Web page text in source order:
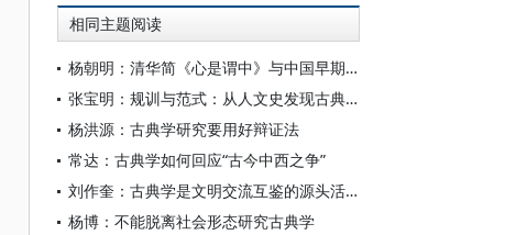
相同主题阅读
杨朝明：清华简《心是谓中》与中国早期心论——脉络重审、学术反思及古典学范式转型
张宝明：规训与范式：从人文史发现古典学
杨洪源：古典学研究要用好辩证法
常达：古典学如何回应“古今中西之争”
刘作奎：古典学是文明交流互鉴的源头活水
杨博：不能脱离社会形态研究古典学